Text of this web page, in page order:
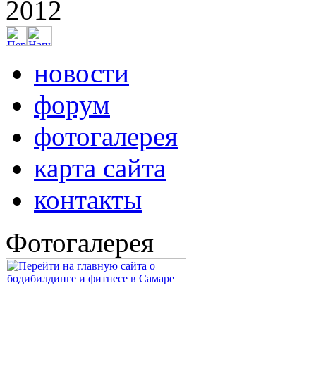
2012
новости
форум
фотогалерея
карта сайта
контакты
Фотогалерея